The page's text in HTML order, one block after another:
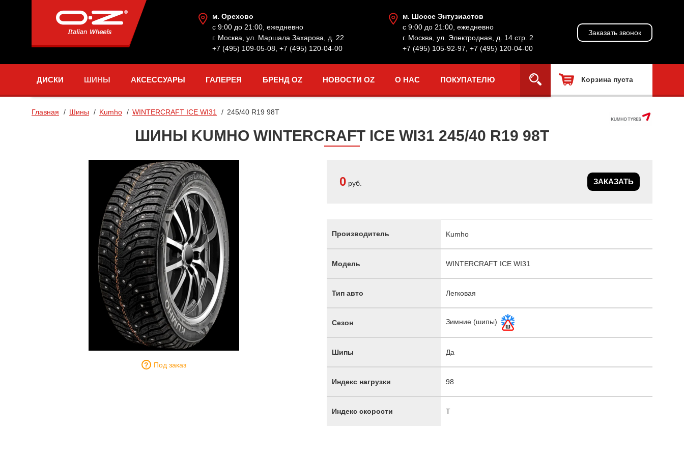
м. Орехово
с 9:00 до 21:00, ежедневно
г. Москва, ул. Маршала Захарова, д. 22
+7 (495) 109-05-08 +7 (495) 120-04-00
м. Шоссе Энтузиастов
с 9:00 до 21:00, ежедневно
г. Москва, ул. Электродная, д. 14 стр. 2
+7 (495) 105-92-97 +7 (495) 120-04-00
Заказать звонок
ДИСКИ ШИНЫ АКСЕССУАРЫ ГАЛЕРЕЯ БРЕНД OZ НОВОСТИ OZ О НАС ПОКУПАТЕЛЮ Корзина пуста
Главная Шины Kumho WINTERCRAFT ICE WI31 245/40 R19 98T
ШИНЫ KUMHO WINTERCRAFT ICE WI31 245/40 R19 98T
Под заказ
0 руб. ЗАКАЗАТЬ
Производитель Kumho
Модель WINTERCRAFT ICE WI31
Тип авто Легковая
Сезон Зимние (шипы)
Шипы Да
Индекс нагрузки 98
Индекс скорости T